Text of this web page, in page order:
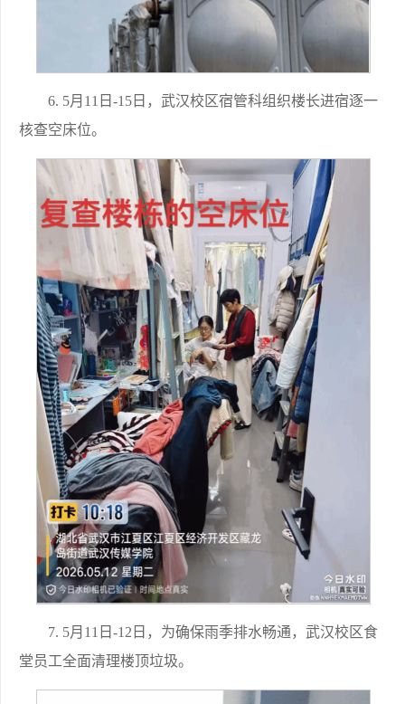
6. 5月11日-15日，武汉校区宿管科组织楼长进宿逐一
核查空床位。
7. 5月11日-12日，为确保雨季排水畅通，武汉校区食
堂员工全面清理楼顶垃圾。